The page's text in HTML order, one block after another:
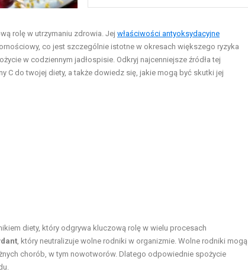
rolę w utrzymaniu zdrowia. Jej właściwości antyoksydacyjne
co jest szczególnie istotne w okresach większego ryzyka
w codziennym jadłospisie. Odkryj najcenniejsze źródła tej
do twojej diety, a także dowiedz się, jakie mogą być skutki jej
diety, który odgrywa kluczową rolę w wielu procesach
, który neutralizuje wolne rodniki w organizmie. Wolne rodniki mogą
chorób, w tym nowotworów. Dlatego odpowiednie spożycie